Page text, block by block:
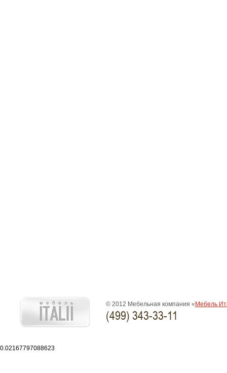
© 2012 Мебельная компания « Мебель
(499) 343-33-11
0.02167797088623